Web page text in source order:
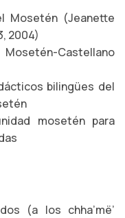
Mosetén (Jeanette
2004)
Castellano
bilingües del
mosetén para
(a los chha’më’